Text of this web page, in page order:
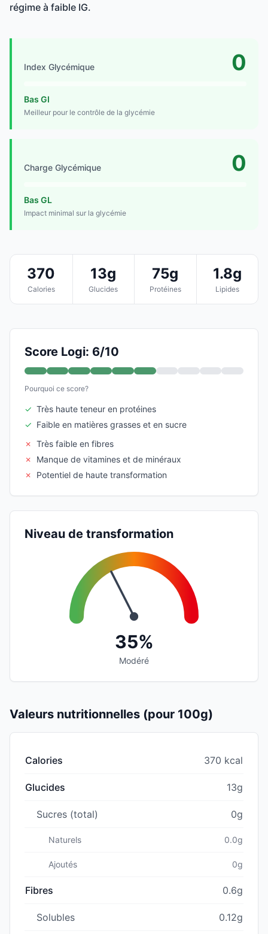
régime à faible IG.
Index Glycémique 0
Bas GI
Meilleur pour le contrôle de la glycémie
Charge Glycémique 0
Bas GL
Impact minimal sur la glycémie
370
Calories
13g
Glucides
75g
Protéines
1.8g
Lipides
Score Logi: 6/10
Pourquoi ce score?
✓ Très haute teneur en protéines
✓ Faible en matières grasses et en sucre
✗ Très faible en fibres
✗
Manque de vitamines et de minéraux
✗
Potentiel de haute transformation
Niveau de transformation
35%
Modéré
Valeurs nutritionnelles (pour 100g)
Calories 370 kcal
Glucides 13g
Sucres (total) 0g
Naturels 0.0g
Ajoutés 0g
Fibres 0.6g
Solubles 0.12g